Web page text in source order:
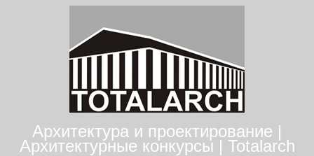
Архитектура и проектирование |
Архитектурные конкурсы | Totalarch